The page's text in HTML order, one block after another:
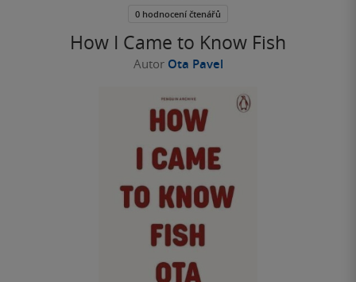
How I Came to Know Fish
Autor Ota Pavel
5
0 hodnocení čtenářů